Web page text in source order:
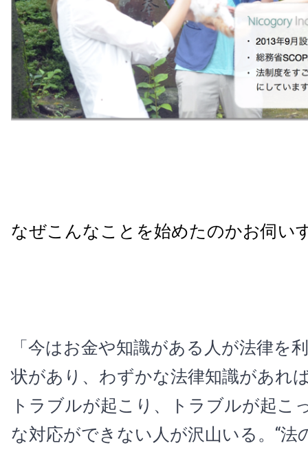
なぜこんなことを始めたのかお伺い
「今はお金や知識がある人が法律を
状があり、わずかな法律知識があれ
トラブルが起こり、トラブルが起こ
な対応ができない人が沢山いる。“法